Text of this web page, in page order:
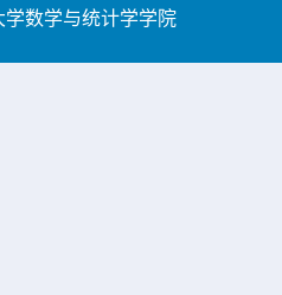
学数学与统计学学院